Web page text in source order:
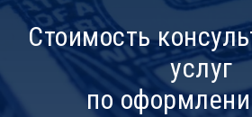
Стоимость
услуг
по